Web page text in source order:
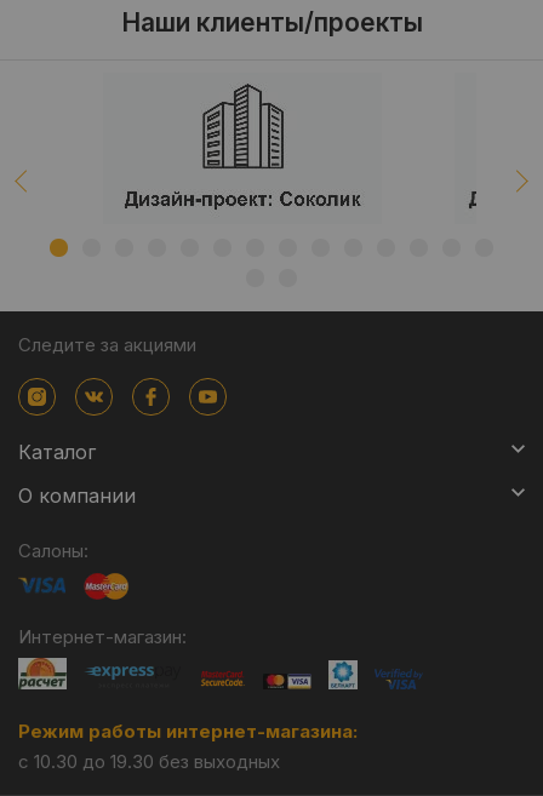
Наши клиенты/проекты
Следите за акциями
Каталог
О компании
Салоны:
Интернет-магазин:
Режим работы интернет-магазина:
с 10.30 до 19.30 без выходных